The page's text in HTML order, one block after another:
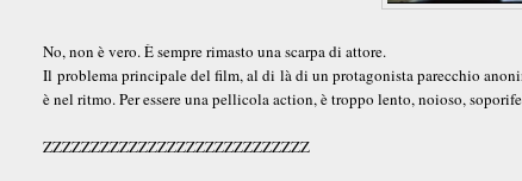
No, non è vero. È sempre rimasto una scarpa di attore.
Il problema principale del film, al di là di un protagonista parecchio
è nel ritmo. Per essere una pellicola action, è troppo lento, noioso,
ZZZZZZZZZZZZZZZZZZZZZZZZZZZZ